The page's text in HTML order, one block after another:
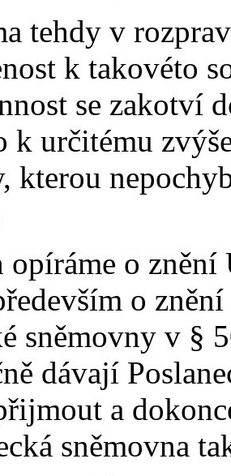
tehdy v
k takovéto
se zakotví
k určitému
kterou
opíráme o
o
sněmovny v §
dávají
a
sněmovna